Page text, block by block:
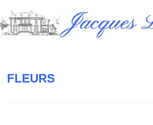
to
content
Jacques
FLEURS